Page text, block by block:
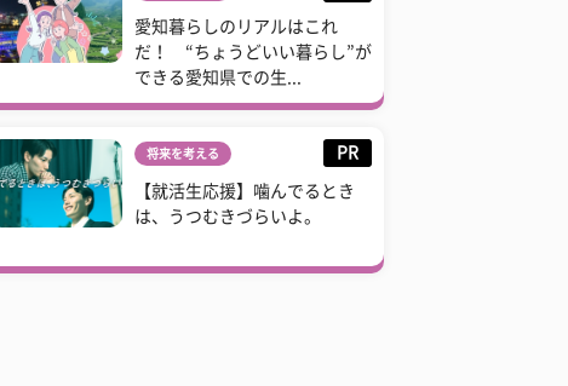
愛知暮らしのリアルはこれ
だ！ “ちょうどいい暮らし”が
できる愛知県での生...
将来を考える PR
【就活生応援】噛んでるとき
は、うつむきづらいよ。